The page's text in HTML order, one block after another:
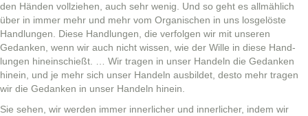
den Hän­den vol­lziehen, auch sehr wenig. Und so geht es allmäh­lich
über in immer mehr und mehr vom Organ­is­chen in uns los­gelöste
Hand­lun­gen. Diese Hand­lun­gen, die ver­fol­gen wir mit unseren
Gedanken, wenn wir auch nicht wis­sen, wie der Wille in diese Hand­
lun­gen hinein­schießt. … Wir tra­gen in unser Han­deln die Gedanken
hinein, und je mehr sich unser Han­deln aus­bildet, desto mehr tra­gen
wir die Gedanken in unser Han­deln hinein.
Sie sehen, wir wer­den immer inner­lich­er und inner­lich­er, indem wir